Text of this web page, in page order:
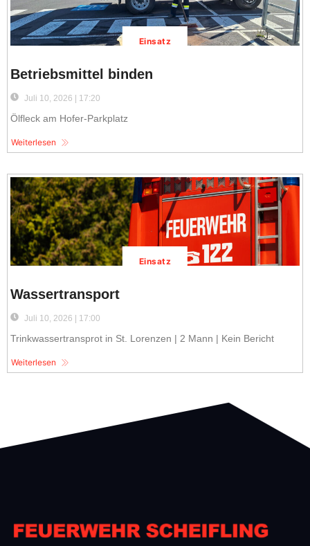
Einsatz
Betriebsmittel binden
Juli 10, 2026 | 17:20
Ölfleck am Hofer-Parkplatz
Weiterlesen
Einsatz
Wassertransport
Juli 10, 2026 | 17:00
Trinkwassertransprot in St. Lorenzen | 2 Mann | Kein Bericht
Weiterlesen